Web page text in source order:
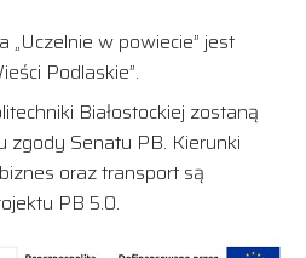
w powiecie” jest
Podlaskie”.
Białostockiej zostaną
zgody Senatu PB. Kierunki
oraz transport są
PB 5.0.